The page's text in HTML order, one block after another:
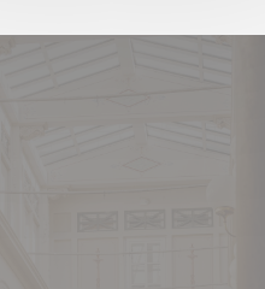
une nouvelle fenêtre))